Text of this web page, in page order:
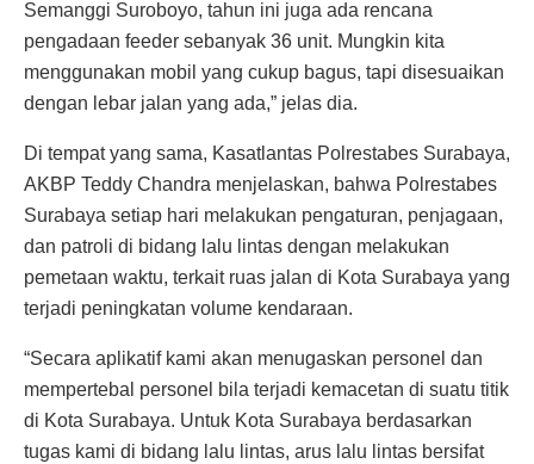
Semanggi Suroboyo, tahun ini juga ada rencana
pengadaan feeder sebanyak 36 unit. Mungkin kita
menggunakan mobil yang cukup bagus, tapi disesuaikan
dengan lebar jalan yang ada,” jelas dia.
Di tempat yang sama, Kasatlantas Polrestabes Surabaya,
AKBP Teddy Chandra menjelaskan, bahwa Polrestabes
Surabaya setiap hari melakukan pengaturan, penjagaan,
dan patroli di bidang lalu lintas dengan melakukan
pemetaan waktu, terkait ruas jalan di Kota Surabaya yang
terjadi peningkatan volume kendaraan.
“Secara aplikatif kami akan menugaskan personel dan
mempertebal personel bila terjadi kemacetan di suatu titik
di Kota Surabaya. Untuk Kota Surabaya berdasarkan
tugas kami di bidang lalu lintas, arus lalu lintas bersifat